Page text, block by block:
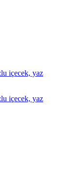
içecek, yaz
içecek, yaz